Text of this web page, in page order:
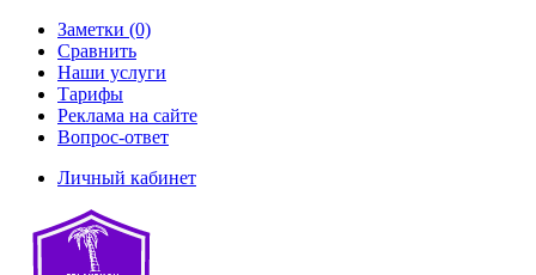
Заметки (0)
Сравнить
Наши услуги
Тарифы
Реклама на сайте
Вопрос-ответ
Личный кабинет